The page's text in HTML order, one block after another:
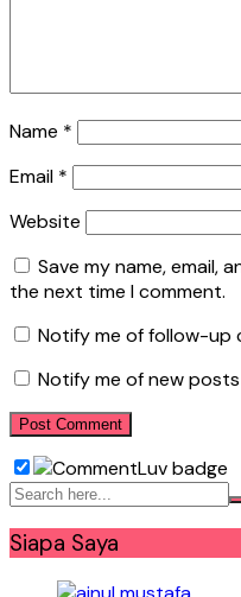
Name *
Email *
Website
Save my name, email,
the next time I comment.
Notify me of follow-up
Notify me of new posts
Siapa Saya